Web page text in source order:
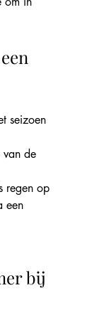
seizoen
van de
regen op
een
bij